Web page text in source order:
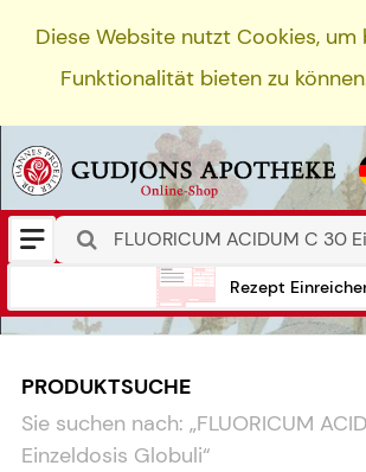
Diese Website nutzt Cookies,
Funktionalität bieten zu
Rezept
PRODUKTSUCHE
Sie suchen nach: „FLUORICUM
Einzeldosis Globuli“